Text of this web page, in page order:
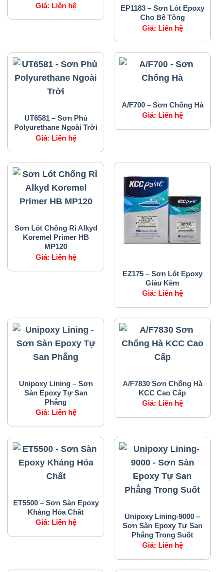
Giá: Liên hệ
EP1183 – Sơn Lót Epoxy
Cho Bê Tông
Giá: Liên hệ
UT6581 – Sơn Phủ
Polyurethane Ngoài Trời
Giá: Liên hệ
A/F700 – Sơn Chống Hà
Giá: Liên hệ
Sơn Lót Chống Rỉ Alkyd
Koremel Primer HB
MP120
Giá: Liên hệ
EZ175 – Sơn Lót Epoxy
Giàu Kẽm
Giá: Liên hệ
Unipoxy Lining – Sơn
Sàn Epoxy Tự San
Phẳng
Giá: Liên hệ
A/F7830 Sơn Chống Hà
KCC Cao Cấp
Giá: Liên hệ
ET5500 – Sơn Sàn Epoxy
Kháng Hóa Chất
Giá: Liên hệ
Unipoxy Lining-9000 –
Sơn Sàn Epoxy Tự San
Phẳng Trong Suốt
Giá: Liên hệ